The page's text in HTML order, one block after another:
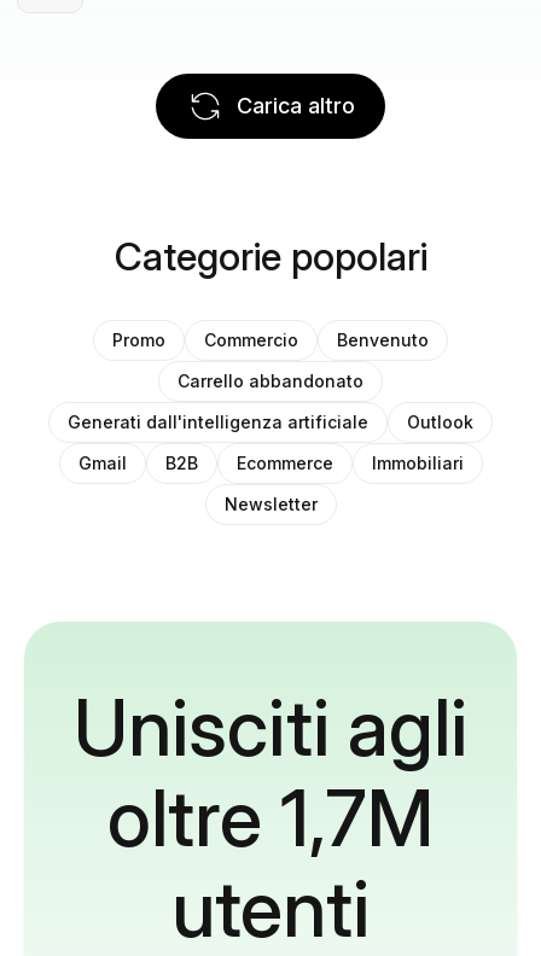
Carica altro
Categorie popolari
Promo Commercio
Benvenuto
Carrello abbandonato
Generati dall'intelligenza artificiale
Outlook
Gmail
B2B Ecommerce
Immobiliari
Newsletter
Unisciti agli
oltre 1,7M
utenti